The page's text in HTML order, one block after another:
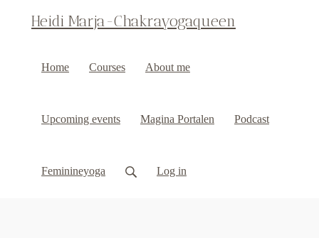
Heidi Marja-Chakrayogaqueen
Home Courses About me
Upcoming events Magina Portalen Podcast
Feminineyoga Log in